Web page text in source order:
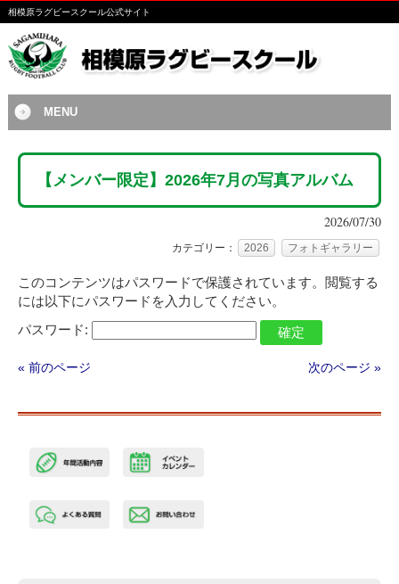
相模原ラグビースクール公式サイト
MENU
【メンバー限定】2026年7月の写真アルバム
2026/07/30
カテゴリー： 2026 フォトギャラリー
このコンテンツはパスワードで保護されています。閲覧する
には以下にパスワードを入力してください。
パスワード:
« 前のページ 次のページ »